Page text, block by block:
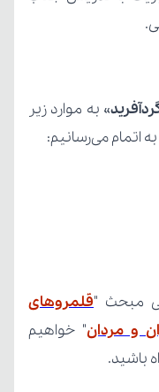
اتمام می‌رسانیم:
مبحث "
و مردان
باشید.